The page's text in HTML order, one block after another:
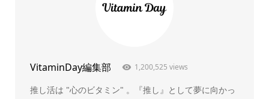
VitaminDay編集部 1,200,525 views
推し活は "心のビタミン" 。『推し』として夢に向かっ